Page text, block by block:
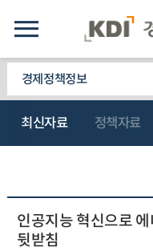
경제정책정보
최신자료 정책자료
인공지능 혁신으로
뒷받침